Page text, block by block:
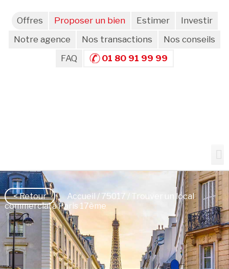
Offres Proposer un bien Estimer
Investir
Notre agence
Nos transactions
Nos conseils
FAQ
01 80 91 99 99
< Retour Accueil / 75017 / Trouver un local
commercial à Paris 17ème